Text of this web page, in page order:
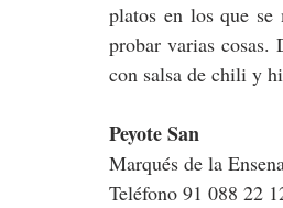
platos en los que se
probar varias cosas.
con salsa de chili y
Peyote San
Marqués de la
Teléfono 91 088 22